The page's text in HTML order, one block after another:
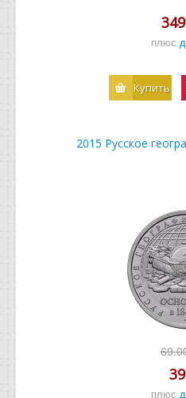
плюс
Купить
2015 Русское
плюс